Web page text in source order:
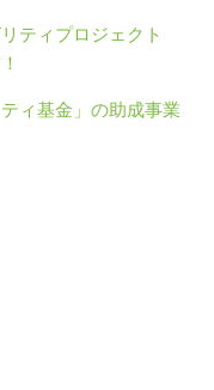
リティプロジェクト
ィ基金」の助成事業